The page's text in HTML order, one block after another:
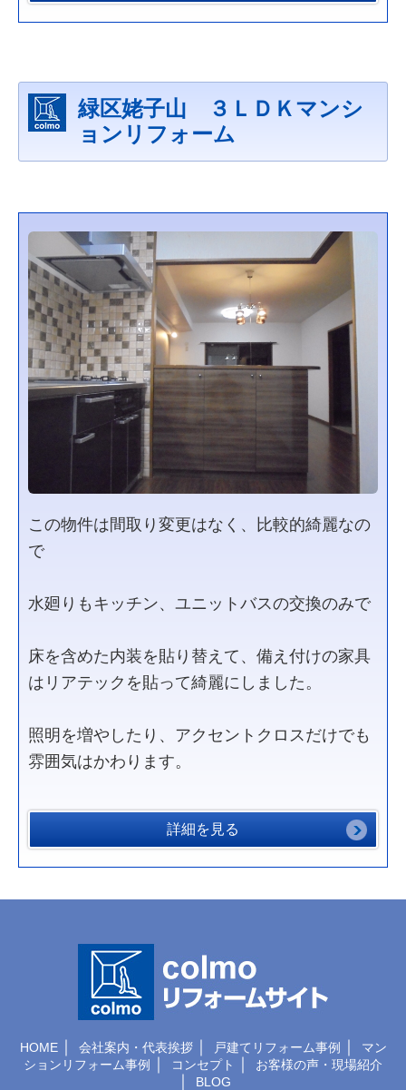
緑区姥子山 ３ＬＤＫマンシ
ョンリフォーム
この物件は間取り変更はなく、比較的綺麗なの
で
水廻りもキッチン、ユニットバスの交換のみで
床を含めた内装を貼り替えて、備え付けの家具
はリアテックを貼って綺麗にしました。
照明を増やしたり、アクセントクロスだけでも
雰囲気はかわります。
詳細を見る
HOME｜ 会社案内・代表挨拶｜ 戸建てリフォーム事例
マン
ションリフォーム事例
コンセプト お客様の声・現場紹介
BLOG